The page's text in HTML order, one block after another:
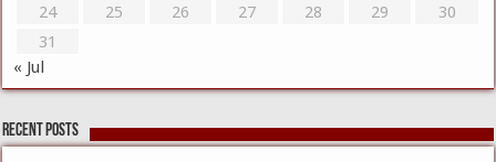
24
25 26 27 28 29
30
31
« Jul
Recent Posts